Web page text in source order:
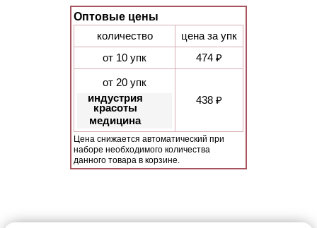
Оптовые цены
количество
цена за упк
от 10 упк
474 ₽
от 20 упк
индустрия
красоты
медицина
438 ₽
Цена снижается автоматический при
наборе необходимого количества
данного товара в корзине.